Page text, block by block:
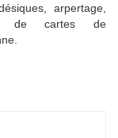
arpertage,
de cartes de